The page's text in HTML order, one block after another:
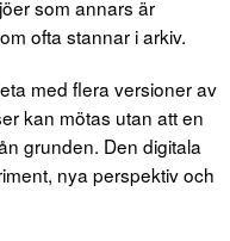
som annars är
ofta stannar i arkiv.
med flera versioner av
kan mötas utan att en
grunden. Den digitala
nya perspektiv och